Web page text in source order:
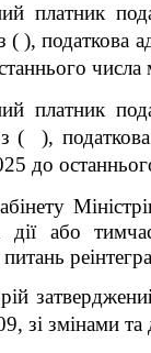
платник
( ), податкова
числа
платник
з ( ),
до
дії або
зі змінами та